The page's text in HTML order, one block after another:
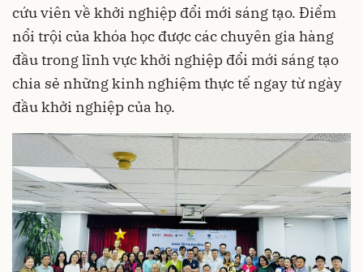
cứu viên về khởi nghiệp đổi mới sáng tạo. Điểm
nổi trội của khóa học được các chuyên gia hàng
đầu trong lĩnh vực khởi nghiệp đổi mới sáng tạo
chia sẻ những kinh nghiệm thực tế ngay từ ngày
đầu khởi nghiệp của họ.